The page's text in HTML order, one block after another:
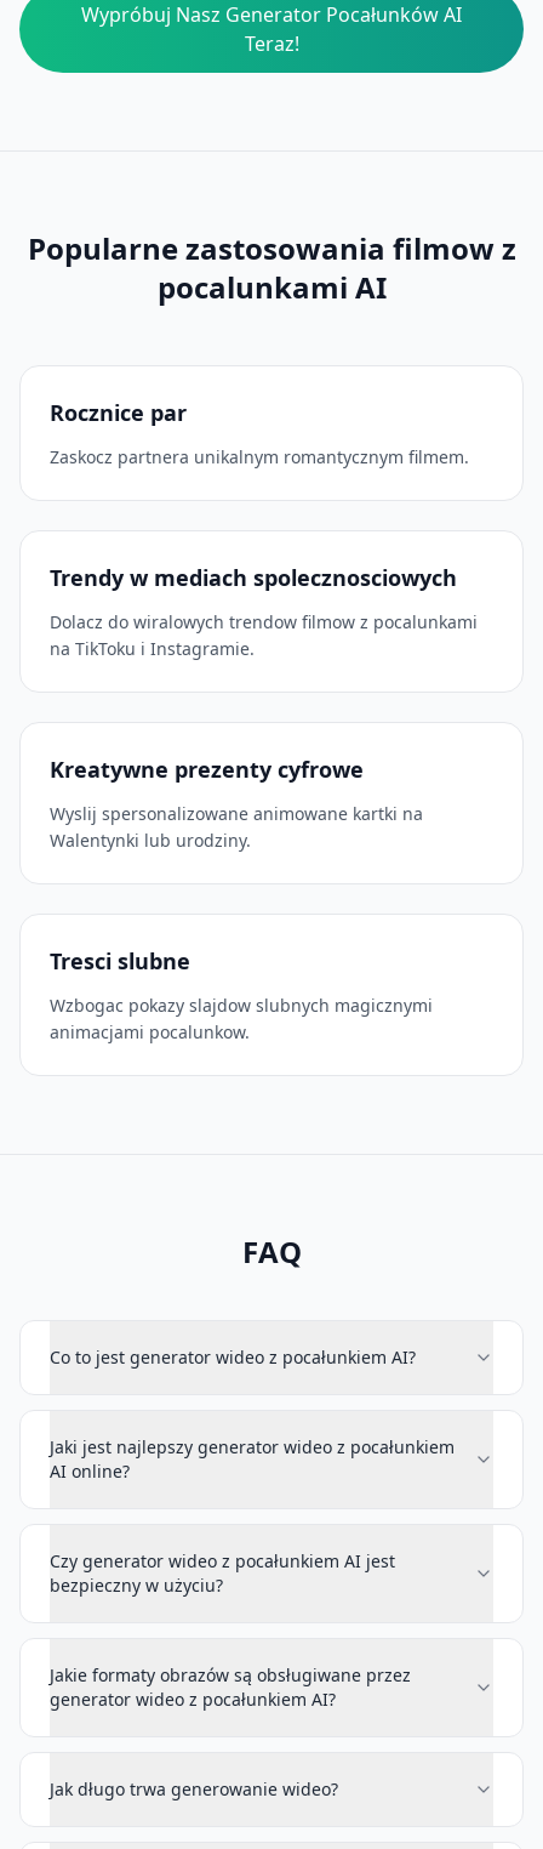
Wypróbuj Nasz Generator Pocałunków AI
Teraz!
Popularne zastosowania filmow z
pocalunkami AI
Rocznice par
Zaskocz partnera unikalnym romantycznym filmem.
Trendy w mediach spolecznosciowych
Dolacz do wiralowych trendow filmow z pocalunkami
na TikToku i Instagramie.
Kreatywne prezenty cyfrowe
Wyslij spersonalizowane animowane kartki na
Walentynki lub urodziny.
Tresci slubne
Wzbogac pokazy slajdow slubnych magicznymi
animacjami pocalunkow.
FAQ
Co to jest generator wideo z pocałunkiem AI?
Jaki jest najlepszy generator wideo z pocałunkiem
AI online?
Czy generator wideo z pocałunkiem AI jest
bezpieczny w użyciu?
Jakie formaty obrazów są obsługiwane przez
generator wideo z pocałunkiem AI?
Jak długo trwa generowanie wideo?